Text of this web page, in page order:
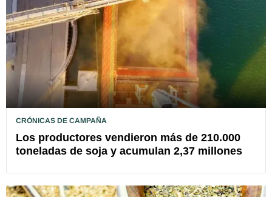
CRÓNICAS DE CAMPAÑA
Los productores vendieron más de 210.000
toneladas de soja y acumulan 2,37 millones